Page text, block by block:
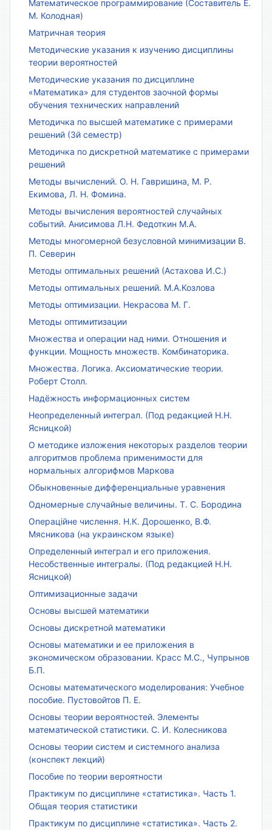
Математическое программирование (Составитель Е.
М. Колодная)
Матричная теория
Методические указания к изучению дисциплины
теории вероятностей
Методические указания по дисциплине
«Математика» для студентов заочной формы
обучения технических направлений
Методичка по высшей математике с примерами
решений (3й семестр)
Методичка по дискретной математике с примерами
решений
Методы вычислений. О. Н. Гавришина, М. Р.
Екимова, Л. Н. Фомина.
Методы вычисления вероятностей случайных
событий. Анисимова Л.Н. Федоткин М.А.
Методы многомерной безусловной минимизации В.
П. Северин
Методы оптимальных решений (Астахова И.С.)
Методы оптимальных решений. М.А.Козлова
Методы оптимизации. Некрасова М. Г.
Методы оптимитизации
Множества и операции над ними. Отношения и
функции. Мощность множеств. Комбинаторика.
Множества. Логика. Аксиоматические теории.
Роберт Столл.
Надёжность информационных систем
Неопределенный интеграл. (Под редакцией Н.Н.
Ясницкой)
О методике изложения некоторых разделов теории
алгоритмов проблема применимости для
нормальных алгорифмов Маркова
Обыкновенные дифференциальные уравнения
Одномерные случайные величины. Т. С. Бородина
Операційне числення. Н.К. Дорошенко, В.Ф.
Мясникова (на украинском языке)
Определенный интеграл и его приложения.
Несобственные интегралы. (Под редакцией Н.Н.
Ясницкой)
Оптимизационные задачи
Основы высшей математики
Основы дискретной математики
Основы математики и ее приложения в
экономическом образовании. Красс М.С., Чупрынов
Б.П.
Основы математического моделирования: Учебное
пособие. Пустовойтов П. Е.
Основы теории вероятностей. Элементы
математической статистики. С. И. Колесникова
Основы теории систем и системного анализа
(конспект лекций)
Пособие по теории вероятности
Практикум по дисциплине «статистика». Часть 1.
Общая теория статистики
Практикум по дисциплине «статистика». Часть 2.